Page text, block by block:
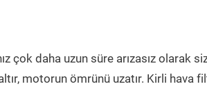
çok daha uzun süre arızasız olarak
motorun ömrünü uzatır. Kirli hava